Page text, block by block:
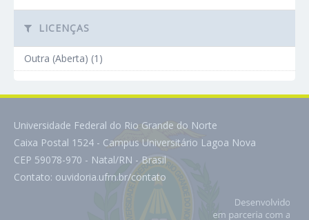
LICENÇAS
Outra (Aberta) (1)
Universidade Federal do Rio Grande do Norte
Caixa Postal 1524 - Campus Universitário Lagoa Nova
CEP 59078-970 - Natal/RN - Brasil
Contato: ouvidoria.ufrn.br/contato